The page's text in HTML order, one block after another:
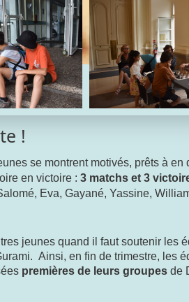
!
se montrent motivés, prêts à en
en victoire : 3 matchs et 3
Eva, Gayané, Yassine,
jeunes quand il faut soutenir les
Ainsi, en fin de trimestre, les
premières de leurs groupes de